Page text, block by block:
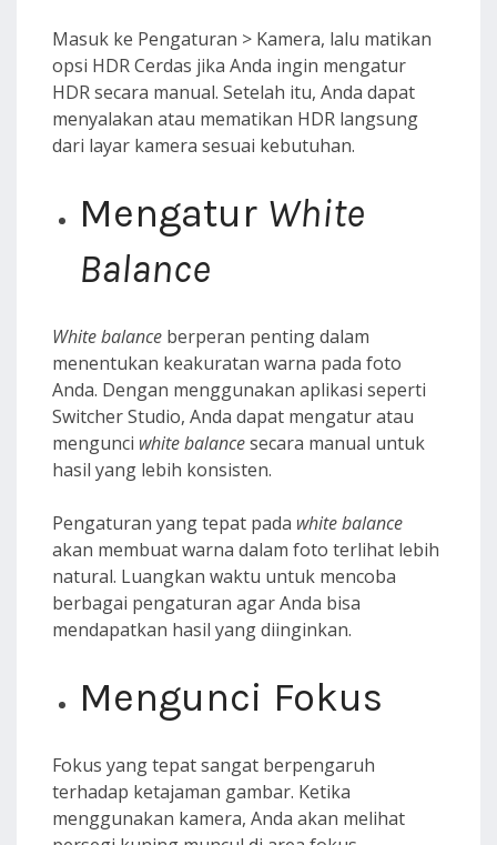
Masuk ke Pengaturan > Kamera, lalu matikan
opsi HDR Cerdas jika Anda ingin mengatur
HDR secara manual. Setelah itu, Anda dapat
menyalakan atau mematikan HDR langsung
dari layar kamera sesuai kebutuhan.
Mengatur White
Balance
White balance berperan penting dalam
menentukan keakuratan warna pada foto
Anda. Dengan menggunakan aplikasi seperti
Switcher Studio, Anda dapat mengatur atau
mengunci white balancesecara manual untuk
hasil yang lebih konsisten.
Pengaturan yang tepat pada white balance
akan membuat warna dalam foto terlihat lebih
natural. Luangkan waktu untuk mencoba
berbagai pengaturan agar Anda bisa
mendapatkan hasil yang diinginkan.
Mengunci Fokus
Fokus yang tepat sangat berpengaruh
terhadap ketajaman gambar. Ketika
menggunakan kamera, Anda akan melihat